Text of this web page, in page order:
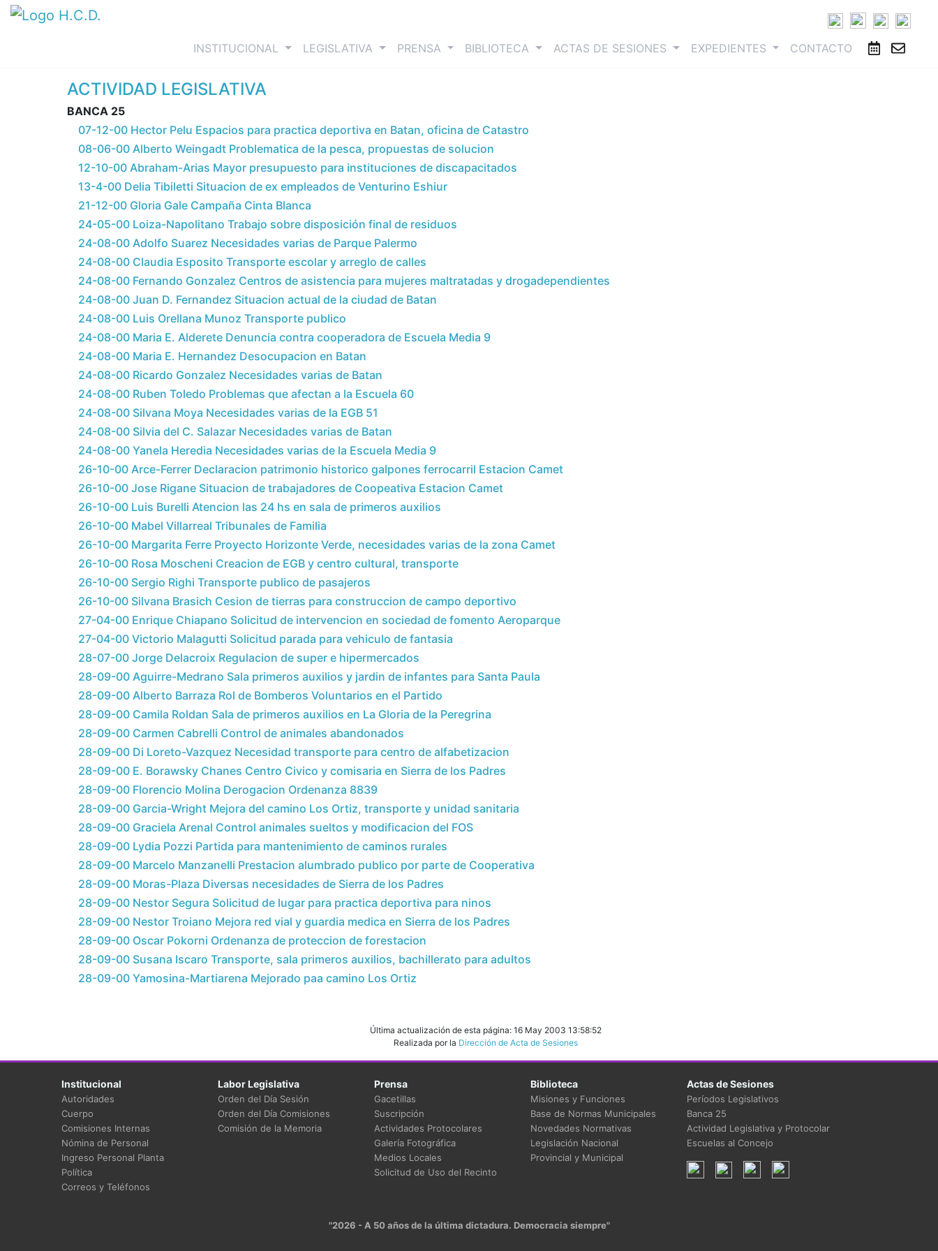
INSTITUCIONAL (current)LEGISLATIVA PRENSA BIBLIOTECA ACTAS DE SESIONES EXPEDIENTES CONTACTO
ACTIVIDAD LEGISLATIVA
BANCA 25
07-12-00 Hector Pelu Espacios para practica deportiva en Batan, oficina de Catastro
08-06-00 Alberto Weingadt Problematica de la pesca, propuestas de solucion
12-10-00 Abraham-Arias Mayor presupuesto para instituciones de discapacitados
13-4-00 Delia Tibiletti Situacion de ex empleados de Venturino Eshiur
21-12-00 Gloria Gale Campaña Cinta Blanca
24-05-00 Loiza-Napolitano Trabajo sobre disposición final de residuos
24-08-00 Adolfo Suarez Necesidades varias de Parque Palermo
24-08-00 Claudia Esposito Transporte escolar y arreglo de calles
24-08-00 Fernando Gonzalez Centros de asistencia para mujeres maltratadas y drogadependientes
24-08-00 Juan D. Fernandez Situacion actual de la ciudad de Batan
24-08-00 Luis Orellana Munoz Transporte publico
24-08-00 Maria E. Alderete Denuncia contra cooperadora de Escuela Media 9
24-08-00 Maria E. Hernandez Desocupacion en Batan
24-08-00 Ricardo Gonzalez Necesidades varias de Batan
24-08-00 Ruben Toledo Problemas que afectan a la Escuela 60
24-08-00 Silvana Moya Necesidades varias de la EGB 51
24-08-00 Silvia del C. Salazar Necesidades varias de Batan
24-08-00 Yanela Heredia Necesidades varias de la Escuela Media 9
26-10-00 Arce-Ferrer Declaracion patrimonio historico galpones ferrocarril Estacion Camet
26-10-00 Jose Rigane Situacion de trabajadores de Coopeativa Estacion Camet
26-10-00 Luis Burelli Atencion las 24 hs en sala de primeros auxilios
26-10-00 Mabel Villarreal Tribunales de Familia
26-10-00 Margarita Ferre Proyecto Horizonte Verde, necesidades varias de la zona Camet
26-10-00 Rosa Moscheni Creacion de EGB y centro cultural, transporte
26-10-00 Sergio Righi Transporte publico de pasajeros
26-10-00 Silvana Brasich Cesion de tierras para construccion de campo deportivo
27-04-00 Enrique Chiapano Solicitud de intervencion en sociedad de fomento Aeroparque
27-04-00 Victorio Malagutti Solicitud parada para vehiculo de fantasia
28-07-00 Jorge Delacroix Regulacion de super e hipermercados
28-09-00 Aguirre-Medrano Sala primeros auxilios y jardin de infantes para Santa Paula
28-09-00 Alberto Barraza Rol de Bomberos Voluntarios en el Partido
28-09-00 Camila Roldan Sala de primeros auxilios en La Gloria de la Peregrina
28-09-00 Carmen Cabrelli Control de animales abandonados
28-09-00 Di Loreto-Vazquez Necesidad transporte para centro de alfabetizacion
28-09-00 E. Borawsky Chanes Centro Civico y comisaria en Sierra de los Padres
28-09-00 Florencio Molina Derogacion Ordenanza 8839
28-09-00 Garcia-Wright Mejora del camino Los Ortiz, transporte y unidad sanitaria
28-09-00 Graciela Arenal Control animales sueltos y modificacion del FOS
28-09-00 Lydia Pozzi Partida para mantenimiento de caminos rurales
28-09-00 Marcelo Manzanelli Prestacion alumbrado publico por parte de Cooperativa
28-09-00 Moras-Plaza Diversas necesidades de Sierra de los Padres
28-09-00 Nestor Segura Solicitud de lugar para practica deportiva para ninos
28-09-00 Nestor Troiano Mejora red vial y guardia medica en Sierra de los Padres
28-09-00 Oscar Pokorni Ordenanza de proteccion de forestacion
28-09-00 Susana Iscaro Transporte, sala primeros auxilios, bachillerato para adultos
28-09-00 Yamosina-Martiarena Mejorado paa camino Los Ortiz
Última actualización de esta página: 16 May 2003 13:58:52
Realizada por la Dirección de Acta de Sesiones
Institucional
Autoridades
Cuerpo
Comisiones Internas
Nómina de Personal
Ingreso Personal Planta
Política
Correos y Teléfonos
Labor Legislativa
Orden del Día Sesión
Orden del Día Comisiones
Comisión de la Memoria
Prensa
Gacetillas
Suscripción
Actividades Protocolares
Galería Fotográfica
Medios Locales
Solicitud de Uso del Recinto
Biblioteca
Misiones y Funciones
Base de Normas Municipales
Novedades Normativas
Legislación Nacional
Provincial y Municipal
Actas de Sesiones
Períodos Legislativos
Banca 25
Actividad Legislativa y Protocolar
Escuelas al Concejo
"2026 - A 50 años de la última dictadura. Democracia siempre"